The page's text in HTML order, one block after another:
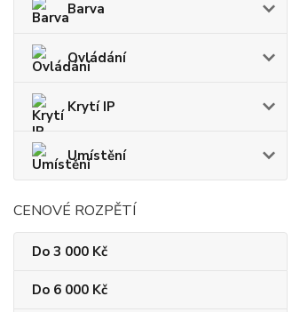
Barva
Ovládání
Krytí IP
Umístění
CENOVÉ ROZPĚTÍ
Do 3 000 Kč
Do 6 000 Kč